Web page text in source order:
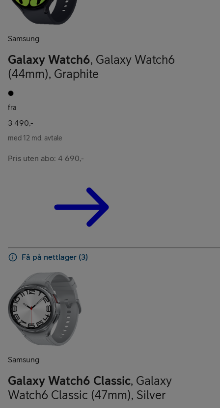
Samsung
Galaxy Watch6, Galaxy Watch6
(44mm), Graphite
fra
3 490,-
med 12 md. avtale
Pris uten abo: 4 690,-
Få på nettlager (3)
Samsung
Galaxy Watch6 Classic, Galaxy
Watch6 Classic (47mm), Silver